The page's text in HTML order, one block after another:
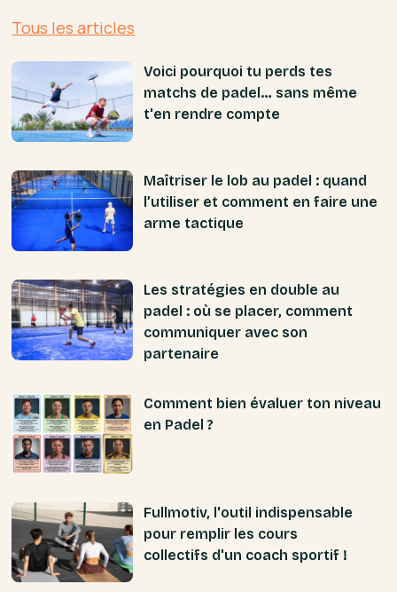
Tous les articles
Voici pourquoi tu perds tes
matchs de padel… sans même
t'en rendre compte
Maîtriser le lob au padel : quand
l’utiliser et comment en faire une
arme tactique
Les stratégies en double au
padel : où se placer, comment
communiquer avec son
partenaire
Comment bien évaluer ton niveau
en Padel ?
Fullmotiv, l'outil indispensable
pour remplir les cours
collectifs d'un coach sportif !